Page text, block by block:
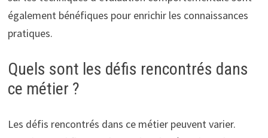
également bénéfiques pour enrichir les connaissances
pratiques.
Quels sont les défis rencontrés dans
ce métier ?
Les défis rencontrés dans ce métier peuvent varier.